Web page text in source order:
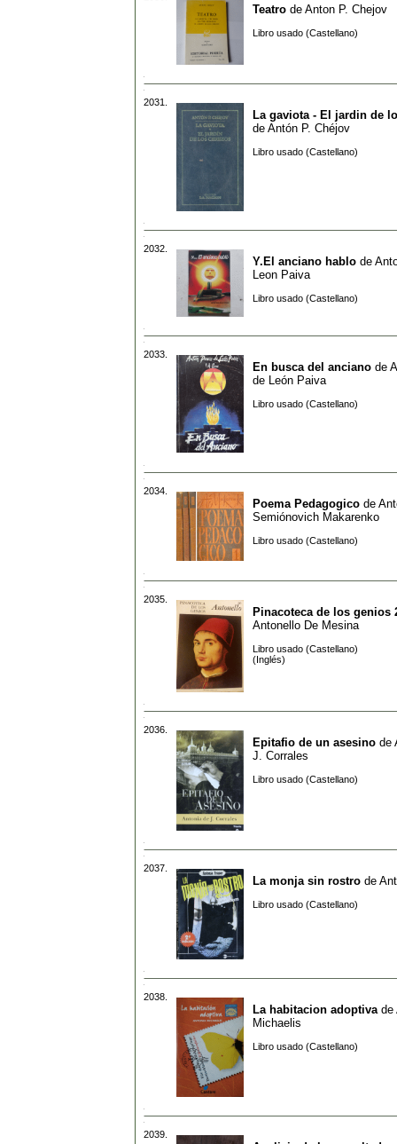
Teatro de Anton P. Chejov
Libro usado (Castellano)
2031.
La gaviota - El jardin de
de Antón P. Chéjov
Libro usado (Castellano)
2032.
Y.El anciano hablo de
Leon Paiva
Libro usado (Castellano)
2033.
En busca del anciano de
de León Paiva
Libro usado (Castellano)
2034.
Poema Pedagogico de
Semiónovich Makarenko
Libro usado (Castellano)
2035.
Pinacoteca de los genios
Antonello De Mesina
Libro usado (Castellano)
(Inglés)
2036.
Epitafio de un asesino de
J. Corrales
Libro usado (Castellano)
2037.
La monja sin rostro de
Libro usado (Castellano)
2038.
La habitacion adoptiva de
Michaelis
Libro usado (Castellano)
2039.